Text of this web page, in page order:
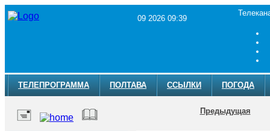
09 2026 09:39
ТЕЛЕПРОГРАММА ПОЛТАВА ССЫЛКИ ПОГОДА
Предыдущая